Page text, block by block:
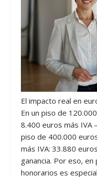
El impacto real en
En un piso de
8.400 euros más IVA
piso de 400.000
más IVA: 33.880
ganancia. Por eso,
honorarios es